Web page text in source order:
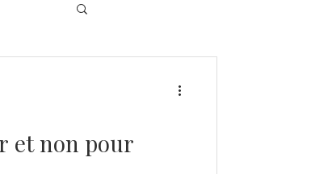
et non pour